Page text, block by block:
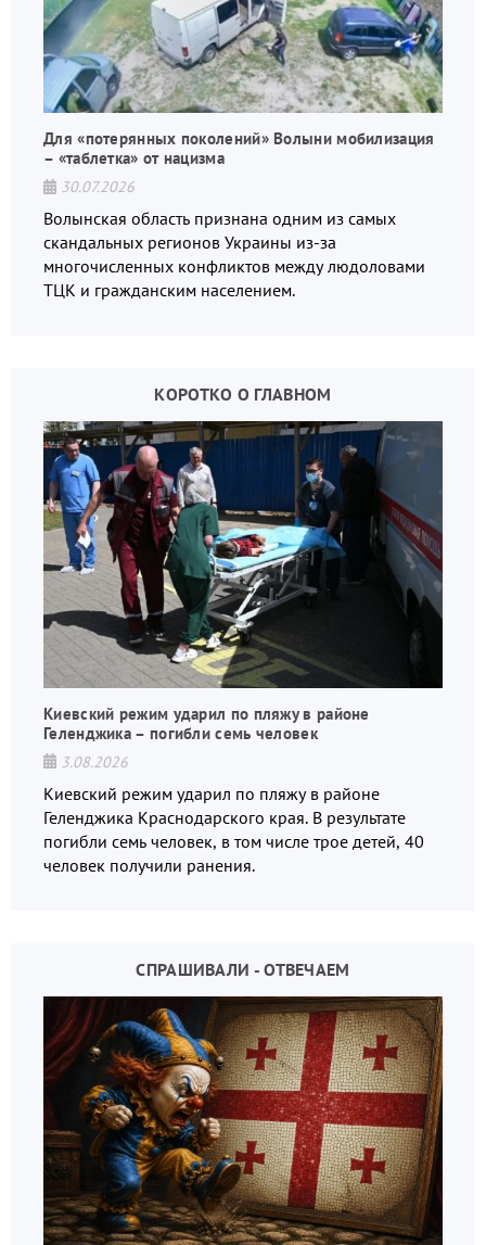
Для «потерянных поколений» Волыни мобилизация
– «таблетка» от нацизма
30.07.2026
Волынская область признана одним из самых
скандальных регионов Украины из-за
многочисленных конфликтов между людоловами
ТЦК и гражданским населением.
КОРОТКО О ГЛАВНОМ
Киевский режим ударил по пляжу в районе
Геленджика – погибли семь человек
3.08.2026
Киевский режим ударил по пляжу в районе
Геленджика Краснодарского края. В результате
погибли семь человек, в том числе трое детей, 40
человек получили ранения.
СПРАШИВАЛИ - ОТВЕЧАЕМ